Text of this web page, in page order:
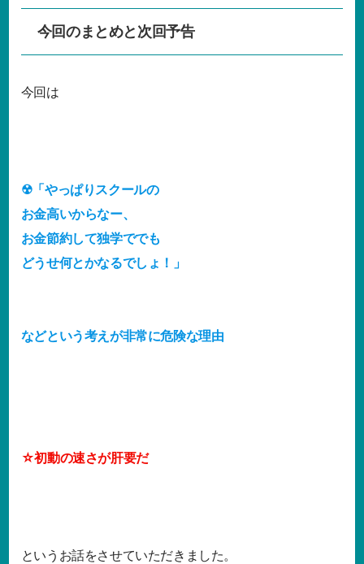
今回のまとめと次回予告
今回は
☢「やっぱりスクールの
お金高いからなー、
お金節約して独学ででも
どうせ何とかなるでしょ！」
などという考えが非常に危険な理由
☆初動の速さが肝要だ
というお話をさせていただきました。